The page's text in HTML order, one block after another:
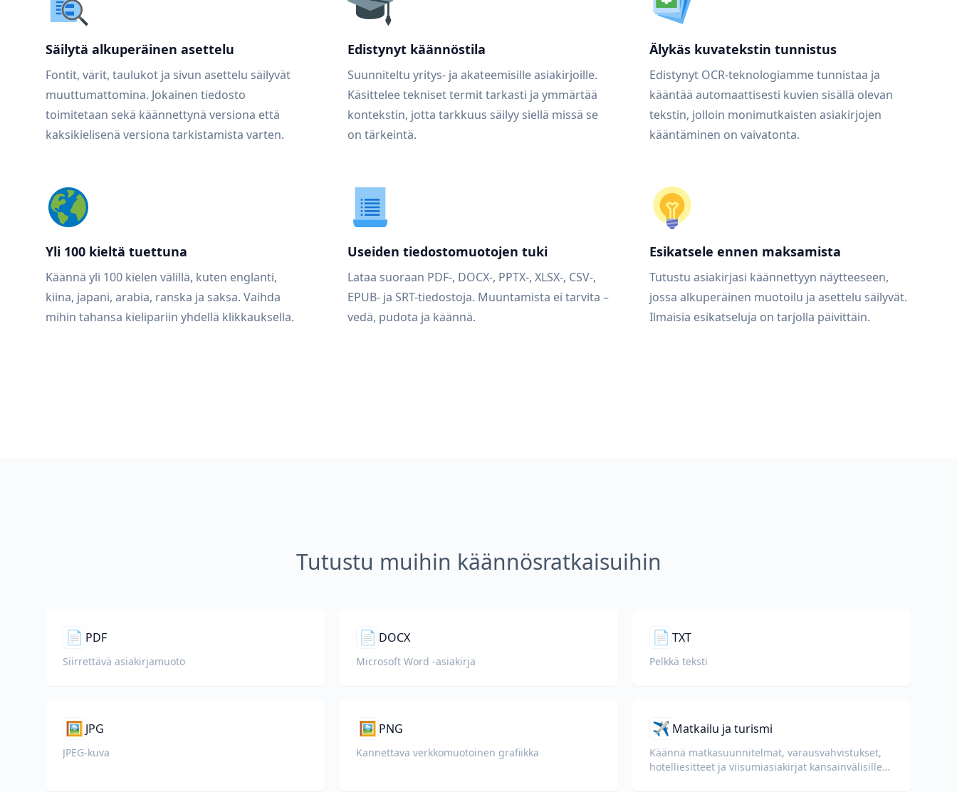
Säilytä alkuperäinen asettelu
Fontit, värit, taulukot ja sivun asettelu säilyvät
muuttumattomina. Jokainen tiedosto
toimitetaan sekä käännettynä versiona että
kaksikielisenä versiona tarkistamista varten.
Edistynyt käännöstila
Suunniteltu yritys- ja akateemisille asiakirjoille.
Käsittelee tekniset termit tarkasti ja ymmärtää
kontekstin, jotta tarkkuus säilyy siellä missä se
on tärkeintä.
Älykäs kuvatekstin tunnistus
Edistynyt OCR-teknologiamme tunnistaa ja
kääntää automaattisesti kuvien sisällä olevan
tekstin, jolloin monimutkaisten asiakirjojen
kääntäminen on vaivatonta.
Yli 100 kieltä tuettuna
Käännä yli 100 kielen välillä, kuten englanti,
kiina, japani, arabia, ranska ja saksa. Vaihda
mihin tahansa kielipariin yhdellä klikkauksella.
Useiden tiedostomuotojen tuki
Lataa suoraan PDF-, DOCX-, PPTX-, XLSX-, CSV-,
EPUB- ja SRT-tiedostoja. Muuntamista ei tarvita –
vedä, pudota ja käännä.
Esikatsele ennen maksamista
Tutustu asiakirjasi käännettyyn näytteeseen,
jossa alkuperäinen muotoilu ja asettelu säilyvät.
Ilmaisia esikatseluja on tarjolla päivittäin.
Tutustu muihin käännösratkaisuihin
📄 PDF
Siirrettävä asiakirjamuoto
📄 DOCX
Microsoft Word -asiakirja
📄 TXT
Pelkkä teksti
🖼️ JPG
JPEG-kuva
🖼️ PNG
Kannettava verkkomuotoinen grafiikka
✈️ Matkailu ja turismi
Käännä matkasuunnitelmat, varausvahvistukset,
hotelliesitteet ja viisumiasiakirjat kansainvälisille